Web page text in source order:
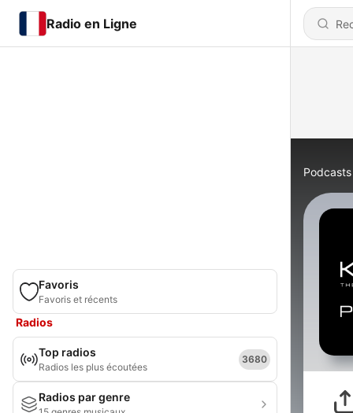
Radio en Ligne
Favoris
Favoris et récents
Radios
Top radios
Radios les plus écoutées
3680
Radios par genre
Podcasts